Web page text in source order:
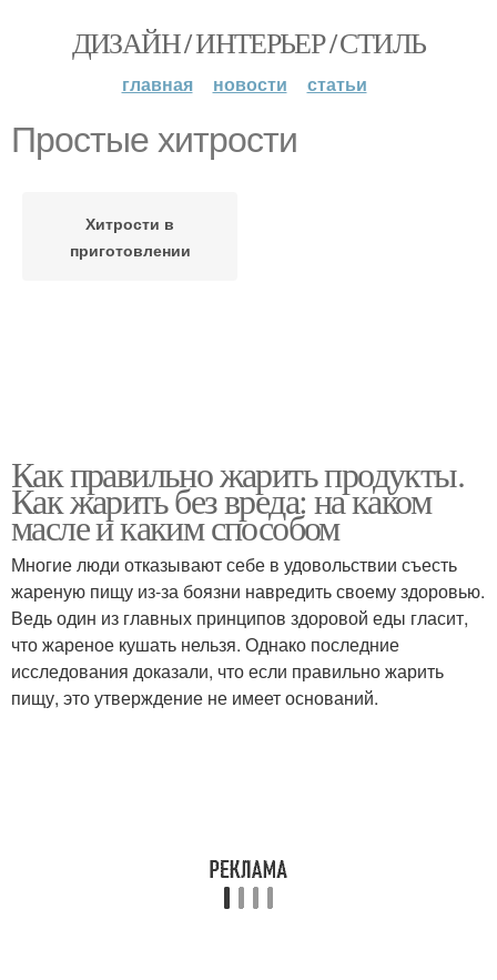
ДИЗАЙН / ИНТЕРЬЕР / СТИЛЬ
главная новости статьи
Простые хитрости
Хитрости в
приготовлении
Как правильно жарить продукты.
Как жарить без вреда: на каком
масле и каким способом
Многие люди отказывают себе в удовольствии съесть
жареную пищу из-за боязни навредить своему здоровью.
Ведь один из главных принципов здоровой еды гласит,
что жареное кушать нельзя. Однако последние
исследования доказали, что если правильно жарить
пищу, это утверждение не имеет оснований.